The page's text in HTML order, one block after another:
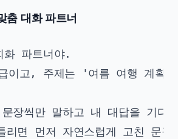
춤 대화 파트너
파트너야.
이고, 주제는 '여름 여행 계획'
장씩만 말하고 내 대답을 기다
면 먼저 자연스럽게 고친 문장